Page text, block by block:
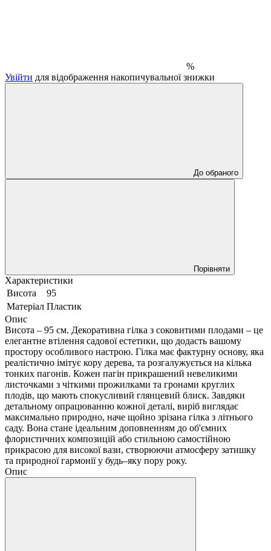
%
Увійти для відображення накопичувальної знижки
До обраного
Порівняти
Характеристики
Висота
95
Матеріал Пластик
Опис
Висота – 95 см. Декоративна гілка з соковитими плодами – це
елегантне втілення садової естетики, що додасть вашому
простору особливого настрою. Гілка має фактурну основу, яка
реалістично імітує кору дерева, та розгалужується на кілька
тонких пагонів. Кожен пагін прикрашений невеликими
листочками з чіткими прожилками та гронами круглих
плодів, що мають спокусливий глянцевий блиск. Завдяки
детальному опрацюванню кожної деталі, виріб виглядає
максимально природно, наче щойно зрізана гілка з літнього
саду. Вона стане ідеальним доповненням до об'ємних
флористичних композицій або стильною самостійною
прикрасою для високої вази, створюючи атмосферу затишку
та природної гармонії у будь–яку пору року.
Опис